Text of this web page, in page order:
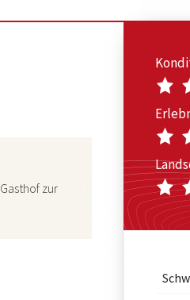
Gasthof zur